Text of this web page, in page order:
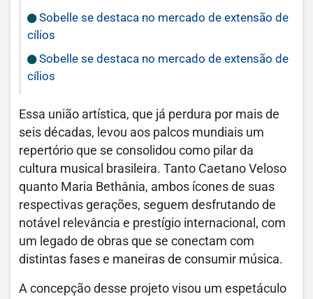
Sobelle se destaca no mercado de extensão de
cílios
Sobelle se destaca no mercado de extensão de
cílios
Essa união artística, que já perdura por mais de
seis décadas, levou aos palcos mundiais um
repertório que se consolidou como pilar da
cultura musical brasileira. Tanto Caetano Veloso
quanto Maria Bethânia, ambos ícones de suas
respectivas gerações, seguem desfrutando de
notável relevância e prestígio internacional, com
um legado de obras que se conectam com
distintas fases e maneiras de consumir música.
A concepção desse projeto visou um espetáculo